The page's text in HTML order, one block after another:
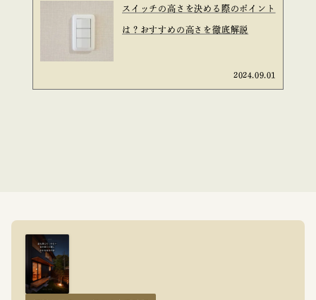
スイッチの高さを決める際のポイント
は？おすすめの高さを徹底解説
2024.09.01